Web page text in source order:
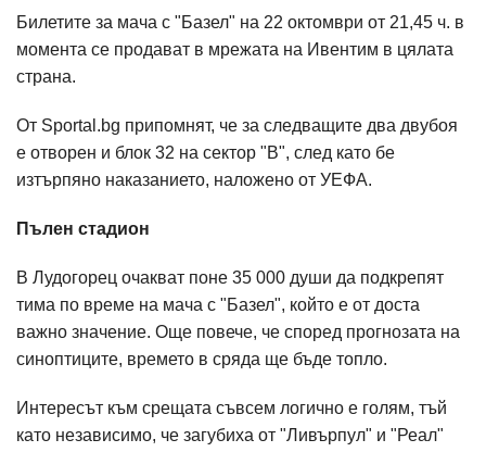
Билетите за мача с "Базел" на 22 октомври от 21,45 ч. в
момента се продават в мрежата на Ивентим в цялата
страна.
От Sportal.bg припомнят, че за следващите два двубоя
е отворен и блок 32 на сектор "В", след като бе
изтърпяно наказанието, наложено от УЕФА.
Пълен стадион
В Лудогорец очакват поне 35 000 души да подкрепят
тима по време на мача с "Базел", който е от доста
важно значение. Още повече, че според прогнозата на
синоптиците, времето в сряда ще бъде топло.
Интересът към срещата съвсем логично е голям, тъй
като независимо, че загубиха от "Ливърпул" и "Реал"